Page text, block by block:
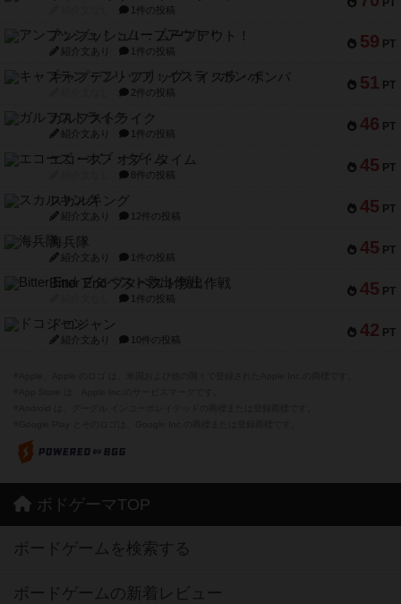
PT
1件の投稿
59 PT
アンブッシュ！：ムーブアウト！
紹介文あり 1件の投稿
51 PT
キャプテン・フリップ：イスラ・ボンバ
2件の投稿
46 PT
ガルフストライク
紹介文あり 1件の投稿
45 PT
エコーズ・オブ・タイム
8件の投稿
45 PT
スカルキング
紹介文あり 12件の投稿
45 PT
海兵隊
紹介文あり 1件の投稿
45 PT
Bitter End ブタペスト救出作戦
1件の投稿
42 PT
ドコジャン
紹介文あり 10件の投稿
ボドゲーマTOP
ボードゲームを検索する
ボードゲームの新着レビュー